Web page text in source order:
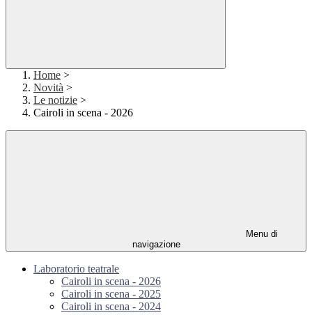
Home >
Novità >
Le notizie >
Cairoli in scena - 2026
Menu di
navigazione
Laboratorio teatrale
Cairoli in scena - 2026
Cairoli in scena - 2025
Cairoli in scena - 2024